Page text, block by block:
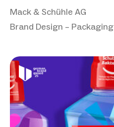
Mack & Schühle AG
Brand Design – Packaging